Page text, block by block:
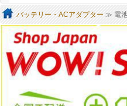
バッテリー・ACアダプター ≫ 電